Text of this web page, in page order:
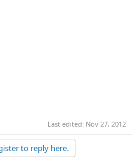
Last edited: Nov 27, 2012
to reply here.